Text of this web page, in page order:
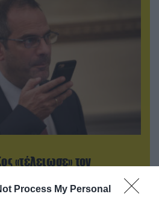
Process My Personal
«τέλειωσε» τον